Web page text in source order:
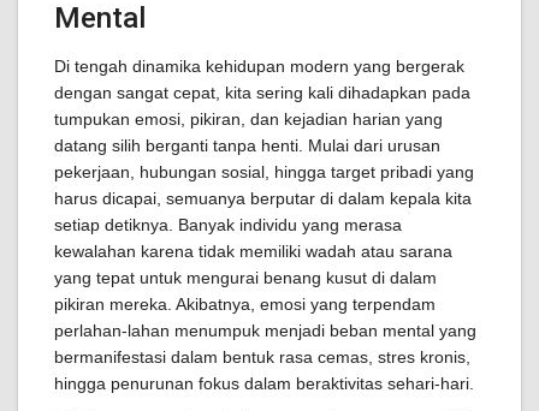
Mental
Di tengah dinamika kehidupan modern yang bergerak
dengan sangat cepat, kita sering kali dihadapkan pada
tumpukan emosi, pikiran, dan kejadian harian yang
datang silih berganti tanpa henti. Mulai dari urusan
pekerjaan, hubungan sosial, hingga target pribadi yang
harus dicapai, semuanya berputar di dalam kepala kita
setiap detiknya. Banyak individu yang merasa
kewalahan karena tidak memiliki wadah atau sarana
yang tepat untuk mengurai benang kusut di dalam
pikiran mereka. Akibatnya, emosi yang terpendam
perlahan-lahan menumpuk menjadi beban mental yang
bermanifestasi dalam bentuk rasa cemas, stres kronis,
hingga penurunan fokus dalam beraktivitas sehari-hari.